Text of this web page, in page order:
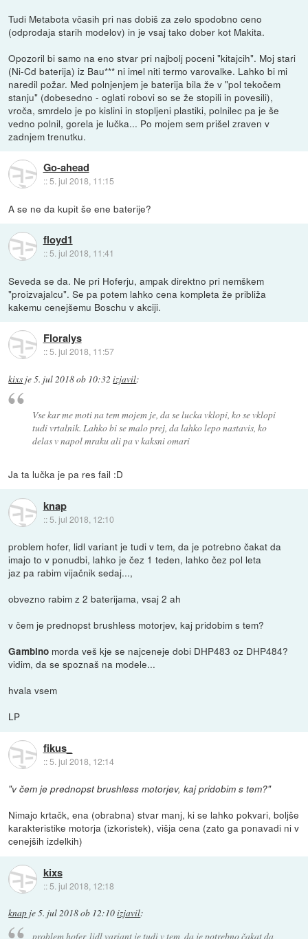
Tudi Metabota včasih pri nas dobiš za zelo spodobno ceno
(odprodaja starih modelov) in je vsaj tako dober kot Makita.
Opozoril bi samo na eno stvar pri najbolj poceni "kitajcih". Moj stari
(Ni-Cd baterija) iz Bau*** ni imel niti termo varovalke. Lahko bi mi
naredil požar. Med polnjenjem je baterija bila že v "pol tekočem
stanju" (dobesedno - oglati robovi so se že stopili in povesili),
vroča, smrdelo je po kislini in stopljeni plastiki, polnilec pa je še
vedno polnil, gorela je lučka... Po mojem sem prišel zraven v
zadnjem trenutku.
Go-ahead
::5. jul 2018, 11:15
A se ne da kupit še ene baterije?
floyd1
:: 5. jul 2018, 11:41
Seveda se da. Ne pri Hoferju, ampak direktno pri nemškem
"proizvajalcu". Se pa potem lahko cena kompleta že približa
kakemu cenejšemu Boschu v akciji.
Floralys
::5. jul 2018, 11:57
kixs je5. jul 2018 ob 10:32 izjavil:
Vse kar me moti na tem mojem je, da se lucka vklopi, ko se vklopi
tudi vrtalnik. Lahko bi se malo prej, da lahko lepo nastavis, ko
delas v napol mraku ali pa v kaksni omari
Ja ta lučka je pa res fail :D
knap
:: 5. jul 2018, 12:10
problem hofer, lidl variant je tudi v tem, da je potrebno čakat da
imajo to v ponudbi, lahko je čez 1 teden, lahko čez pol leta
jaz pa rabim vijačnik sedaj...,
obvezno rabim z 2 baterijama, vsaj 2 ah
v čem je prednopst brushless motorjev, kaj pridobim s tem?
Gambino morda veš kje se najceneje dobi DHP483 oz DHP484?
vidim, da se spoznaš na modele...
hvala vsem
LP
fikus_
::5. jul 2018, 12:14
"v čem je prednopst brushless motorjev, kaj pridobim s tem?"
Nimajo krtačk, ena (obrabna) stvar manj, ki se lahko pokvari, boljše
karakteristike motorja (izkoristek), višja cena (zato ga ponavadi ni v
cenejših izdelkih)
kixs
:: 5. jul 2018, 12:18
knap je5. jul 2018 ob 12:10izjavil:
problem hofer, lidl variant je tudi v tem, da je potrebno čakat da